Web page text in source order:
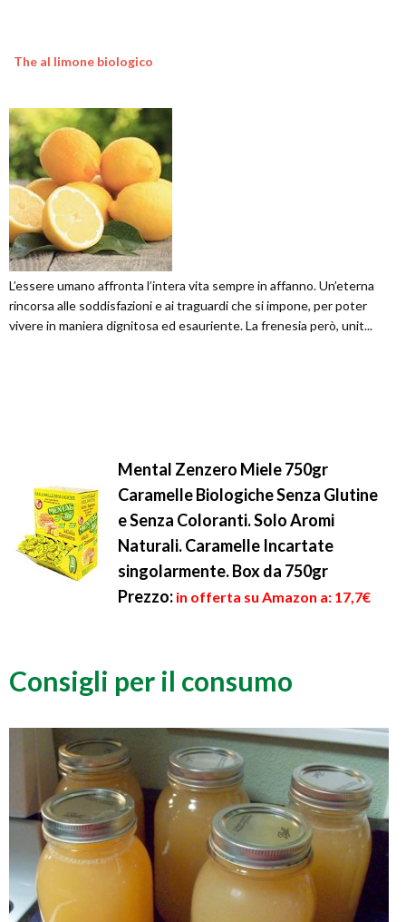
The al limone biologico
L’essere umano affronta l’intera vita sempre in affanno. Un’eterna
rincorsa alle soddisfazioni e ai traguardi che si impone, per poter
vivere in maniera dignitosa ed esauriente. La frenesia però, unit...
Mental Zenzero Miele 750gr
Caramelle Biologiche Senza Glutine
e Senza Coloranti. Solo Aromi
Naturali. Caramelle Incartate
singolarmente. Box da 750gr
Prezzo: in offerta su Amazon a: 17,7€
Consigli per il consumo